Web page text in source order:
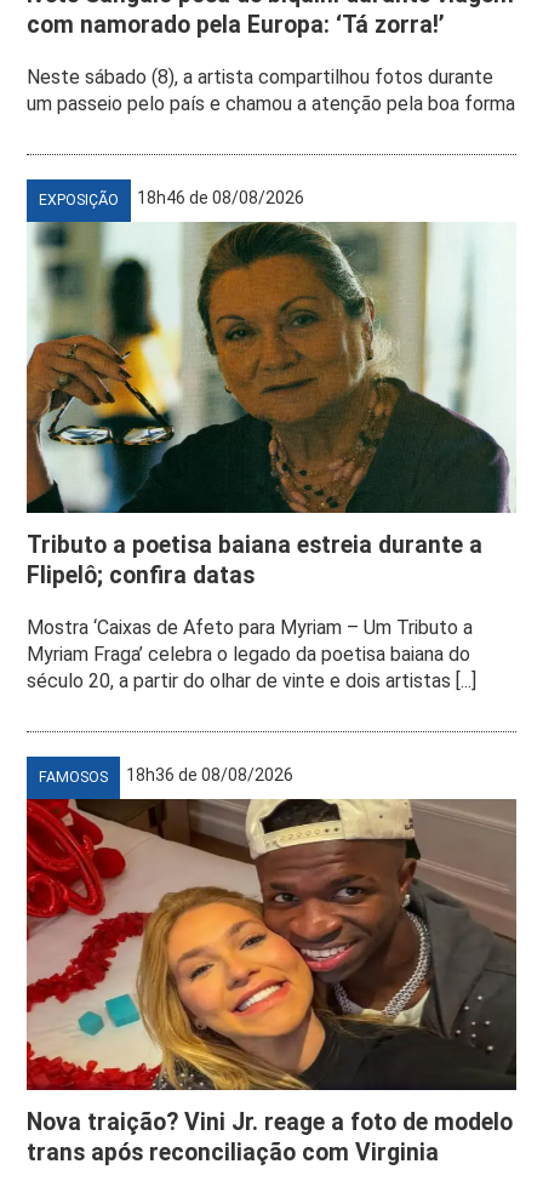
com namorado pela Europa: ‘Tá zorra!’
Neste sábado (8), a artista compartilhou fotos durante
um passeio pelo país e chamou a atenção pela boa forma
EXPOSIÇÃO 18h46 de 08/08/2026
Tributo a poetisa baiana estreia durante a
Flipelô; confira datas
Mostra ‘Caixas de Afeto para Myriam – Um Tributo a
Myriam Fraga’ celebra o legado da poetisa baiana do
século 20, a partir do olhar de vinte e dois artistas [...]
FAMOSOS 18h36 de 08/08/2026
Nova traição? Vini Jr. reage a foto de modelo
trans após reconciliação com Virginia